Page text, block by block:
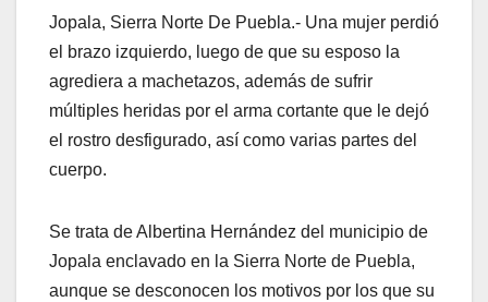
Jopala, Sierra Norte De Puebla.- Una mujer perdió
el brazo izquierdo, luego de que su esposo la
agrediera a machetazos, además de sufrir
múltiples heridas por el arma cortante que le dejó
el rostro desfigurado, así como varias partes del
cuerpo.
Se trata de Albertina Hernández del municipio de
Jopala enclavado en la Sierra Norte de Puebla,
aunque se desconocen los motivos por los que su